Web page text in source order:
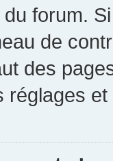
forum.
de
des
réglages